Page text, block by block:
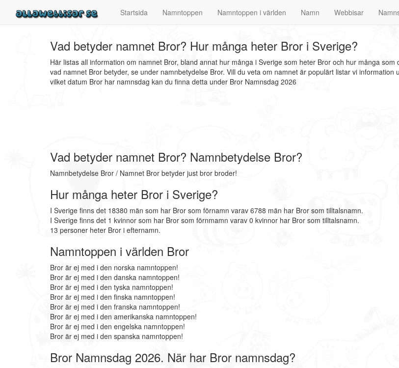
Startsida Namntoppen Namntoppen i världen Namn Webbisar
Vad betyder namnet Bror? Hur många heter Bror i Sverige?
Här listas all information om namnet Bror, bland annat hur många i Sverige som heter Bror och hur många
vad namnet Bror betyder, se under namnbetydelse Bror. Vill du veta om namnet är populärt listar vi
vilket datum Bror har namnsdag kan du finna detta under Bror Namnsdag 2026
Vad betyder namnet Bror? Namnbetydelse Bror?
Namnbetydelse Bror / Namnet Bror betyder just bror broder!
Hur många heter Bror i Sverige?
I Sverige finns det 18380 män som har Bror som förnamn varav 6788 män har Bror som tilltalsnamn.
I Sverige finns det 1 kvinnor som har Bror som förnmamn varav 0 kvinnor har Bror som tilltalsnamn.
13 personer heter Bror i efternamn.
Namntoppen i världen Bror
Bror är ej med i den norska namntoppen!
Bror är ej med i den danska namntoppen!
Bror är ej med i den tyska namntoppen!
Bror är ej med i den finska namntoppen!
Bror är ej med i den franska namntoppen!
Bror är ej med i den amerikanska namntoppen!
Bror är ej med i den engelska namntoppen!
Bror är ej med i den spanska namntoppen!
Bror Namnsdag 2026. När har Bror namnsdag?